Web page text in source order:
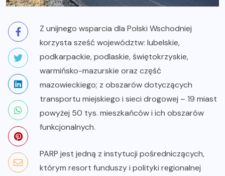
Z unijnego wsparcia dla Polski Wschodniej
korzysta sześć województw: lubelskie,
podkarpackie, podlaskie, świętokrzyskie,
warmińsko-mazurskie oraz część
mazowieckiego; z obszarów dotyczących
transportu miejskiego i sieci drogowej – 19 miast
powyżej 50 tys. mieszkańców i ich obszarów
funkcjonalnych.
PARP jest jedną z instytucji pośredniczących,
którym resort funduszy i polityki regionalnej